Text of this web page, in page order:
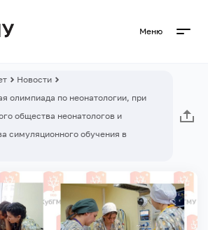
Меню
Новости
олимпиада по неонатологии, при
общества неонатологов и
симуляционного обучения в